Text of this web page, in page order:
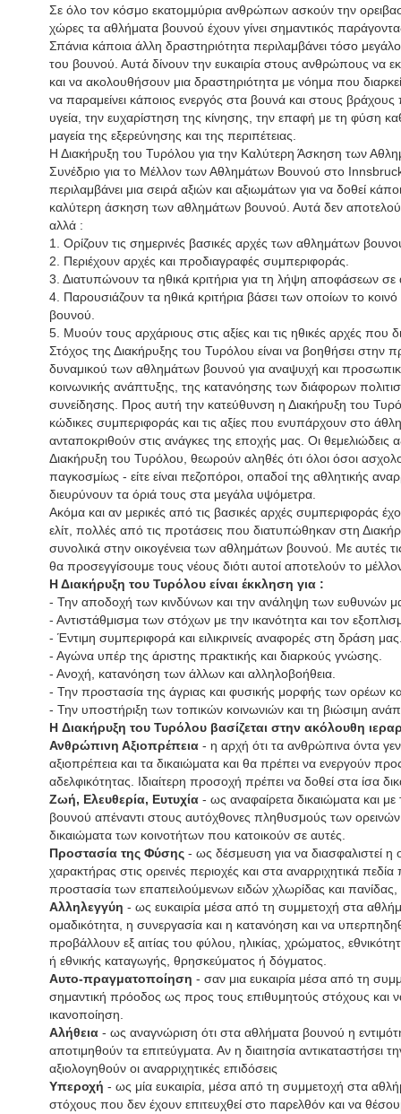
Σε όλο τον κόσμο εκατομμύρια ανθρώπων ασκούν την
χώρες τα αθλήματα βουνού έχουν γίνει σημαντικός
Σπάνια κάποια άλλη δραστηριότητα περιλαμβάνει τόσο
του βουνού. Αυτά δίνουν την ευκαιρία στους ανθρώπους
και να ακολουθήσουν μια δραστηριότητα με νόημα που
να παραμείνει κάποιος ενεργός στα βουνά και στους βράχους
υγεία, την ευχαρίστηση της κίνησης, την επαφή με τη φύση
μαγεία της εξερεύνησης και της περιπέτειας.
Η Διακήρυξη του Τυρόλου για την Καλύτερη Άσκηση των
Συνέδριο για το Μέλλον των Αθλημάτων Βουνού στο
περιλαμβάνει μια σειρά αξιών και αξιωμάτων για να δοθεί
καλύτερη άσκηση των αθλημάτων βουνού. Αυτά δεν
αλλά :
1. Ορίζουν τις σημερινές βασικές αρχές των αθλημάτων
2. Περιέχουν αρχές και προδιαγραφές συμπεριφοράς.
3. Διατυπώνουν τα ηθικά κριτήρια για τη λήψη αποφάσεων σε
4. Παρουσιάζουν τα ηθικά κριτήρια βάσει των οποίων το κοινό
βουνού.
5. Μυούν τους αρχάριους στις αξίες και τις ηθικές αρχές που
Στόχος της Διακήρυξης του Τυρόλου είναι να βοηθήσει στην
δυναμικού των αθλημάτων βουνού για αναψυχή και
κοινωνικής ανάπτυξης, της κατανόησης των διάφορων
συνείδησης. Προς αυτή την κατεύθυνση η Διακήρυξη του
κώδικες συμπεριφοράς και τις αξίες που ενυπάρχουν στο
ανταποκριθούν στις ανάγκες της εποχής μας. Οι θεμελιώδεις
Διακήρυξη του Τυρόλου, θεωρούν αληθές ότι όλοι όσοι
παγκοσμίως - είτε είναι πεζοπόροι, οπαδοί της αθλητικής
διευρύνουν τα όριά τους στα μεγάλα υψόμετρα.
Ακόμα και αν μερικές από τις βασικές αρχές συμπεριφοράς
ελίτ, πολλές από τις προτάσεις που διατυπώθηκαν στη
συνολικά στην οικογένεια των αθλημάτων βουνού. Με αυτές
θα προσεγγίσουμε τους νέους διότι αυτοί αποτελούν το
Η Διακήρυξη του Τυρόλου είναι έκκληση για :
- Την αποδοχή των κινδύνων και την ανάληψη των ευθυνών
- Αντιστάθμισμα των στόχων με την ικανότητα και τον
- Έντιμη συμπεριφορά και ειλικρινείς αναφορές στη δράση
- Αγώνα υπέρ της άριστης πρακτικής και διαρκούς γνώσης.
- Ανοχή, κατανόηση των άλλων και αλληλοβοήθεια.
- Την προστασία της άγριας και φυσικής μορφής των ορέων
- Την υποστήριξη των τοπικών κοινωνιών και τη βιώσιμη
H Διακήρυξη του Τυρόλου βασίζεται στην ακόλουθη
Ανθρώπινη Αξιοπρέπεια - η αρχή ότι τα ανθρώπινα όντα
αξιοπρέπεια και τα δικαιώματα και θα πρέπει να ενεργούν
αδελφικότητας. Ιδιαίτερη προσοχή πρέπει να δοθεί στα ίσα
Ζωή, Ελευθερία, Ευτυχία - ως αναφαίρετα δικαιώματα και
βουνού απέναντι στους αυτόχθονες πληθυσμούς των
δικαιώματα των κοινοτήτων που κατοικούν σε αυτές.
Προστασία της Φύσης - ως δέσμευση για να διασφαλιστεί η
χαρακτήρας στις ορεινές περιοχές και στα αναρριχητικά
προστασία των επαπειλούμενων ειδών χλωρίδας και πανίδας,
Αλληλεγγύη - ως ευκαιρία μέσα από τη συμμετοχή στα
ομαδικότητα, η συνεργασία και η κατανόηση και να
προβάλλουν εξ αιτίας του φύλου, ηλικίας, χρώματος,
ή εθνικής καταγωγής, θρησκεύματος ή δόγματος.
Αυτο-πραγματοποίηση - σαν μια ευκαιρία μέσα από τη
σημαντική πρόοδος ως προς τους επιθυμητούς στόχους και
ικανοποίηση.
Αλήθεια - ως αναγνώριση ότι στα αθλήματα βουνού η
αποτιμηθούν τα επιτεύγματα. Αν η διαιτησία αντικαταστήσει
αξιολογηθούν οι αναρριχητικές επιδόσεις
Υπεροχή - ως μία ευκαιρία, μέσα από τη συμμετοχή στα
στόχους που δεν έχουν επιτευχθεί στο παρελθόν και να